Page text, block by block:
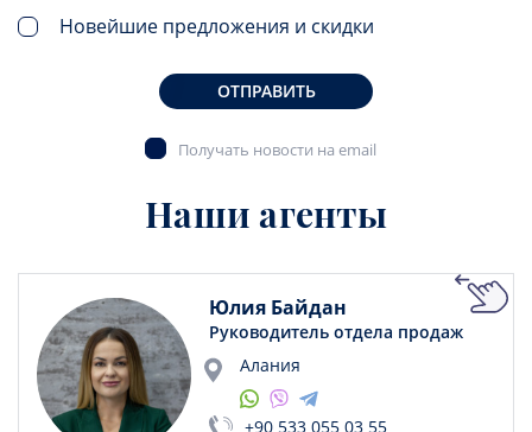
Новейшие предложения и скидки
ОТПРАВИТЬ
Получать новости на email
Наши агенты
Юлия Байдан
Руководитель отдела продаж
Алания
+90 533 055 03 55